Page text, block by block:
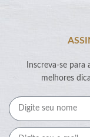
Inscreva-se
melhores